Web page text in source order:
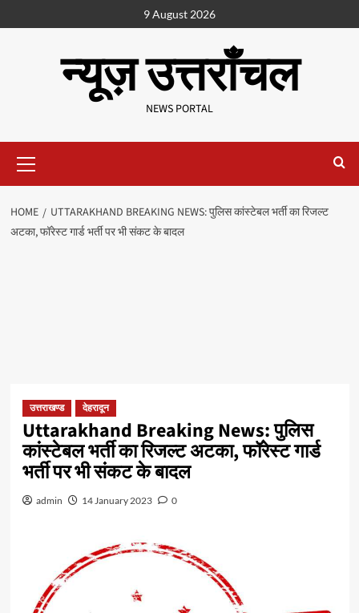
9 August 2026
न्यूज़ उत्तराँचल
NEWS PORTAL
HOME
UTTARAKHAND BREAKING NEWS: पुलिस कांस्टेबल भर्ती का रिजल्ट
अटका, फॉरेस्ट गार्ड भर्ती पर भी संकट के बादल
उत्तराखण्ड देहरादून
Uttarakhand Breaking News: पुलिस
कांस्टेबल भर्ती का रिजल्ट अटका, फॉरेस्ट गार्ड
भर्ती पर भी संकट के बादल
admin 14 January 2023 0